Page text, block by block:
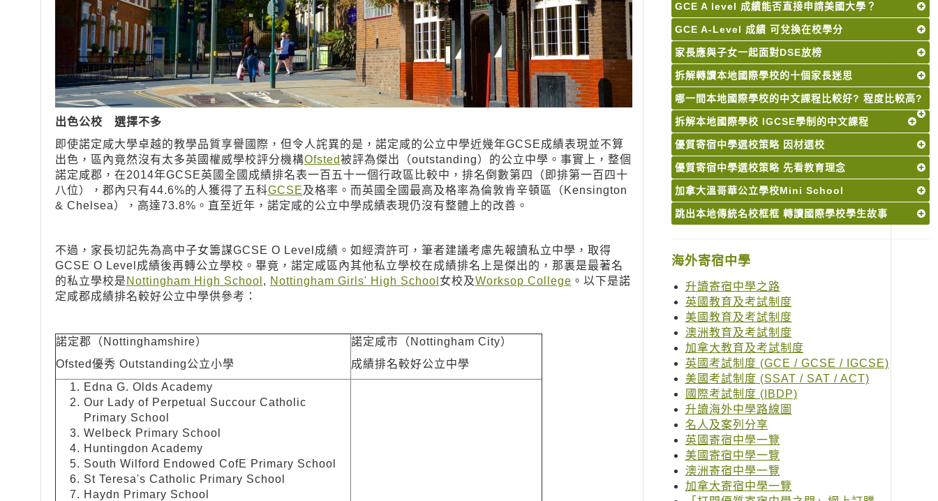
出色公校 選擇不多
即使諾定咸大學卓越的教學品質享譽國際，但令人詫異的是，諾定咸的公立中學近幾年GCSE成績表現並不算
出色，區內竟然沒有太多英國權威學校評分機構Ofsted被評為傑出（outstanding）的公立中學。事實上，整個
諾定咸郡，在2014年GCSE英國全國成績排名表一百五十一個行政區比較中，排名倒數第四（即排第一百四十
八位），郡內只有44.6%的人獲得了五科GCSE及格率。而英國全國最高及格率為倫敦肯辛頓區（Kensington
& Chelsea），高達73.8%。直至近年，諾定咸的公立中學成績表現仍沒有整體上的改善。
不過，家長切記先為高中子女籌謀GCSE O Level成績。如經濟許可，筆者建議考慮先報讀私立中學，取得
GCSE O Level成績後再轉公立學校。畢竟，諾定咸區內其他私立學校在成績排名上是傑出的，那裏是最著名
的私立學校是 Nottingham High School , Nottingham Girls' High School 女校及Worksop College 。以下是諾
定咸郡成績排名較好公立中學供參考：
諾定郡（Nottinghamshire）
Ofsted優秀 Outstanding公立小學
諾定咸市（Nottingham City）
成績排名較好公立中學
Edna G. Olds Academy
Our Lady of Perpetual Succour Catholic
Primary School
Welbeck Primary School
Huntingdon Academy
South Wilford Endowed CofE Primary School
St Teresa's Catholic Primary School
Haydn Primary School
GCE A level 成績能否直接申請美國大學？
GCE A-Level 成績 可兌換在校學分
家長應與子女一起面對DSE放榜
拆解轉讀本地國際學校的十個家長迷思
哪一間本地國際學校的中文課程比較好? 程度比較高?
拆解本地國際學校 IGCSE學制的中文課程
優質寄宿中學選校策略 因材選校
優質寄宿中學選校策略 先看教育理念
加拿大溫哥華公立學校Mini School
跳出本地傳統名校框框 轉讀國際學校學生故事
海外寄宿中學
升讀寄宿中學之路
英國教育及考試制度
美國教育及考試制度
澳洲教育及考試制度
加拿大教育及考試制度
英國考試制度 (GCE / GCSE / IGCSE)
美國考試制度 (SSAT / SAT / ACT)
國際考試制度 (IBDP)
升讀海外中學路線圖
名人及案列分享
英國寄宿中學一覽
美國寄宿中學一覽
澳洲寄宿中學一覽
加拿大寄宿中學一覽